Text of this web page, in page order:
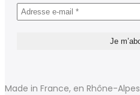
Made in France, en Rhône-Alpes